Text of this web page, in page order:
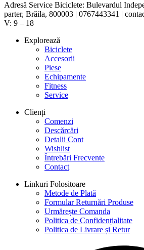
Adresă Service Biciclete: Bulevardul
parter, Brăila, 800003 | 0767443341 |
V: 9 – 18
Explorează
Biciclete
Accesorii
Piese
Echipamente
Fitness
Service
Clienți
Comenzi
Descărcări
Detalii Cont
Wishlist
Întrebări Frecvente
Contact
Linkuri Folositoare
Metode de Plată
Formular Returnări Produse
Urmărește Comanda
Politica de Confidențialitate
Politica de Livrare și Retur